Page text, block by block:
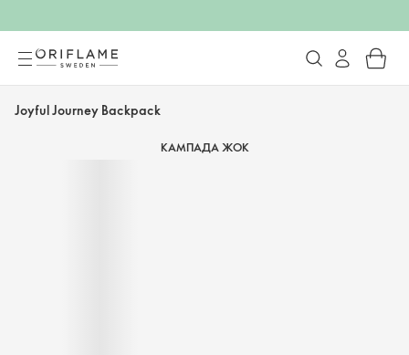
Joyful Journey Backpack
КАМПАДА ЖОК